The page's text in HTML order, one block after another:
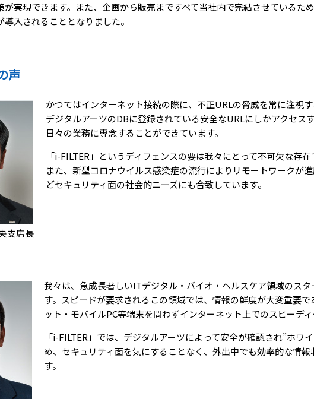
が実現できます。また、企画から販売まですべて当社内で完結させているた
導入されることとなりました。
声
支店長
かつてはインターネット接続の際に、不正URLの脅威を常に注視
デジタルアーツのDBに登録されている安全なURLにしかアクセス
日々の業務に専念することができています。
「i-FILTER」というディフェンスの要は我々にとって不可欠な存在
また、新型コロナウイルス感染症の流行によりリモートワークが
どセキュリティ面の社会的ニーズにも合致しています。
我々は、急成長著しいITデジタル・バイオ・ヘルスケア領域のス
す。スピードが要求されるこの領域では、情報の鮮度が大変重要
ット・モバイルPC等端末を問わずインターネット上でのスピーデ
「i-FILTER」では、デジタルアーツによって安全が確認され”ホワ
め、セキュリティ面を気にすることなく、外出中でも効率的な情
す。